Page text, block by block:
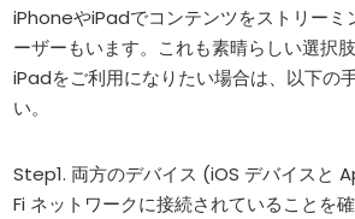
iPhoneやiPadでコンテンツをストリーミ
ーザーもいます。これも素晴らしい選択
iPadをご利用になりたい場合は、以下の
い。
Step1. 両方のデバイス (iOS デバイスと
Fi ネットワークに接続されていることを確